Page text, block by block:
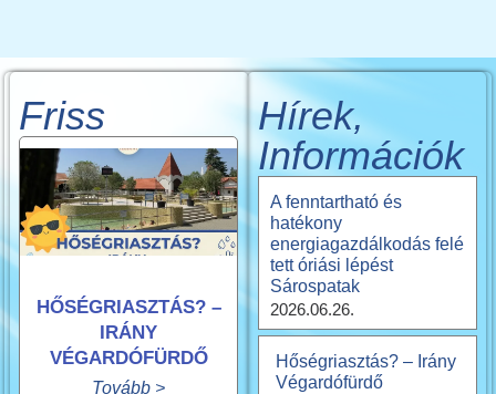
Friss
HŐSÉGRIASZTÁS? –
IRÁNY
VÉGARDÓFÜRDŐ
Tovább >
Hírek,
Információk
A fenntartható és
hatékony
energiagazdálkodás felé
tett óriási lépést
Sárospatak
2026.06.26.
Hőségriasztás? – Irány
Végardófürdő